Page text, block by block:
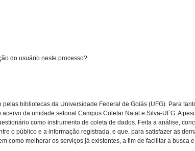
do usuário neste processo?
bibliotecas da Universidade Federal de Goiás (UFG). Para
da unidade setorial Campus Coletar Natal e Silva-UFG. A
como instrumento de coleta de dados. Feita a análise,
o público e a informação registrada, e que, para satisfazer as
como melhorar os serviços já existentes, a fim de facilitar a busca